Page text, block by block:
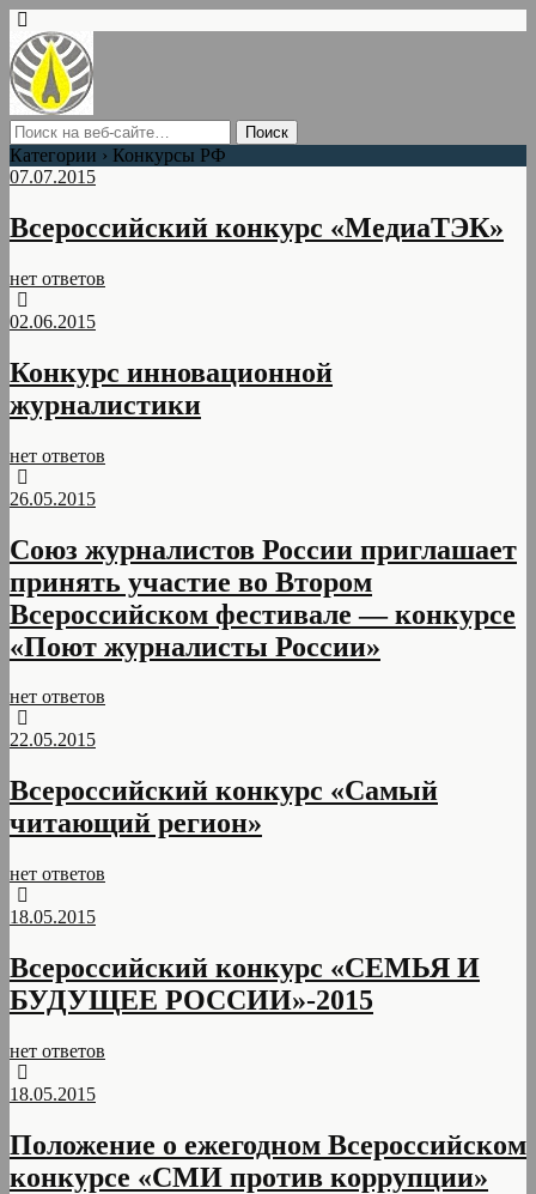
Категории › Конкурсы РФ
07.07.2015
Всероссийский конкурс «МедиаТЭК»
нет ответов
02.06.2015
Конкурс инновационной
журналистики
нет ответов
26.05.2015
Союз журналистов России приглашает
принять участие во Втором
Всероссийском фестивале — конкурсе
«Поют журналисты России»
нет ответов
22.05.2015
Всероссийский конкурс «Самый
читающий регион»
нет ответов
18.05.2015
Всероссийский конкурс «СЕМЬЯ И
БУДУЩЕЕ РОССИИ»-2015
нет ответов
18.05.2015
Положение о ежегодном Всероссийском
конкурсе «СМИ против коррупции»